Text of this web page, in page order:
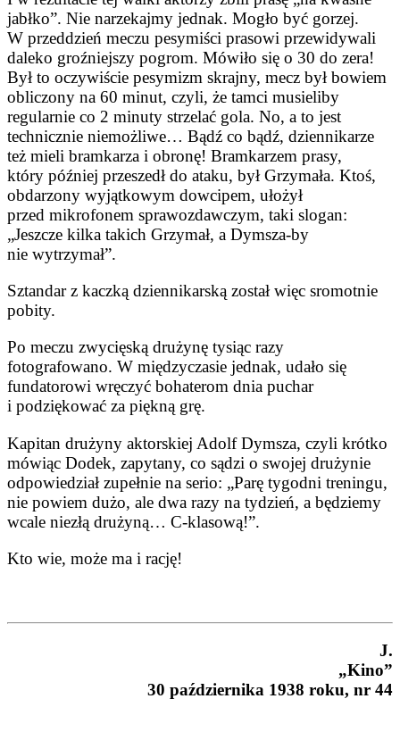
jabłko”. Nie narzekajmy jednak. Mogło być gorzej.
W przeddzień meczu pesymiści prasowi przewidywali
daleko groźniejszy pogrom. Mówiło się o 30 do zera!
Był to oczywiście pesymizm skrajny, mecz był bowiem
obliczony na 60 minut, czyli, że tamci musieliby
regularnie co 2 minuty strzelać gola. No, a to jest
technicznie niemożliwe… Bądź co bądź, dziennikarze
też mieli bramkarza i obronę! Bramkarzem prasy,
który później przeszedł do ataku, był Grzymała. Ktoś,
obdarzony wyjątkowym dowcipem, ułożył
przed mikrofonem sprawozdawczym, taki slogan:
„Jeszcze kilka takich Grzymał, a Dymsza-by
nie wytrzymał”.
Sztandar z kaczką dziennikarską został więc sromotnie
pobity.
Po meczu zwycięską drużynę tysiąc razy
fotografowano. W międzyczasie jednak, udało się
fundatorowi wręczyć bohaterom dnia puchar
i podziękować za piękną grę.
Kapitan drużyny aktorskiej Adolf Dymsza, czyli krótko
mówiąc Dodek, zapytany, co sądzi o swojej drużynie
odpowiedział zupełnie na serio: „Parę tygodni treningu,
nie powiem dużo, ale dwa razy na tydzień, a będziemy
wcale niezłą drużyną… C-klasową!”.
Kto wie, może ma i rację!
J.
„Kino”
30 października 1938 roku, nr 44